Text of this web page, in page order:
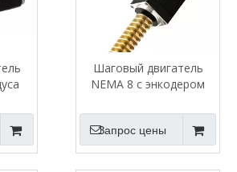
Шаговый двигатель
NEMA 8 с энкодером
Запрос цены